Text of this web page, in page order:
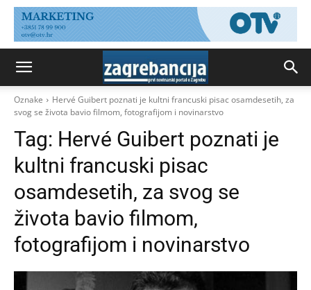
Oznake
Hervé Guibert poznati je kultni francuski pisac osamdesetih, za
svog se života bavio filmom, fotografijom i novinarstvo
Tag: Hervé Guibert poznati je
kultni francuski pisac
osamdesetih, za svog se
života bavio filmom,
fotografijom i novinarstvo